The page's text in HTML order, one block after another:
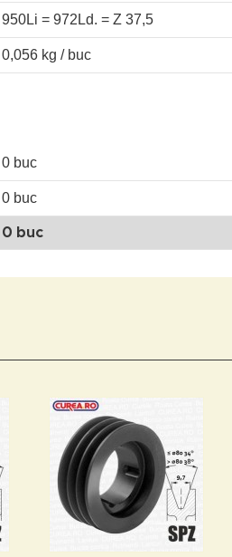
950Li = 972Ld. = Z 37,5
0,056 kg / buc
0 buc
0 buc
0 buc